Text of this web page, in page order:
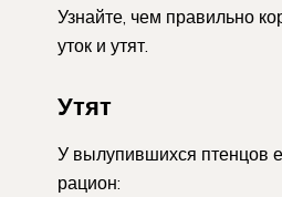
Узнайте, чем правильно
уток и утят.
Утят
У вылупившихся птенцов
рацион: